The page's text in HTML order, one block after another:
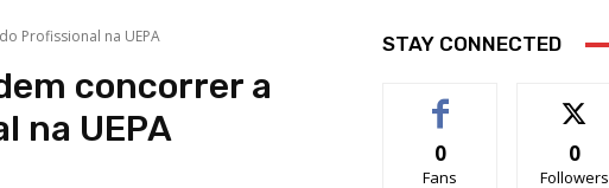
Profissional na UEPA
concorrer a
na UEPA
STAY CONNECTED
0
Fans
0
Followers